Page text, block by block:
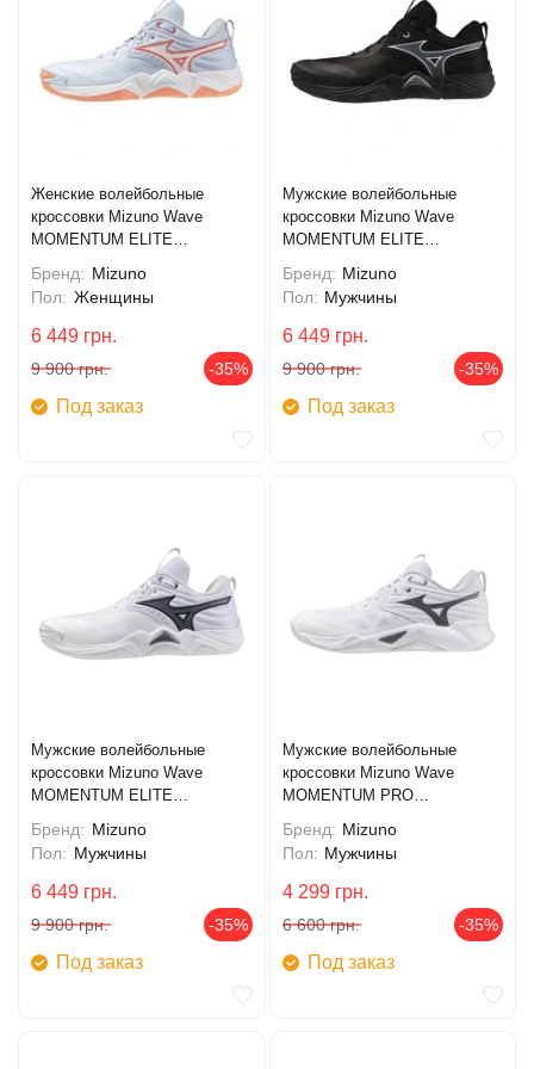
Женские волейбольные
кроссовки Mizuno Wave
MOMENTUM ELITE
Бренд: Mizuno
Пол: Женщины
6 449 грн.
9 900 грн. -35%
Под заказ
Мужские волейбольные
кроссовки Mizuno Wave
MOMENTUM ELITE
Бренд: Mizuno
Пол: Мужчины
6 449 грн.
9 900 грн. -35%
Под заказ
Мужские волейбольные
кроссовки Mizuno Wave
MOMENTUM ELITE
Бренд: Mizuno
Пол: Мужчины
6 449 грн.
9 900 грн. -35%
Под заказ
Мужские волейбольные
кроссовки Mizuno Wave
MOMENTUM PRO
Бренд: Mizuno
Пол: Мужчины
4 299 грн.
6 600 грн. -35%
Под заказ